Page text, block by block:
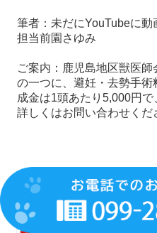
筆者：未だにYouTubeに
担当前園さゆみ
ご案内：鹿児島地区獣医
の一つに、避妊・去勢手
成金は1頭あたり5,000円で
詳しくはお問い合わせくだ
2021.9.1 秋の健康